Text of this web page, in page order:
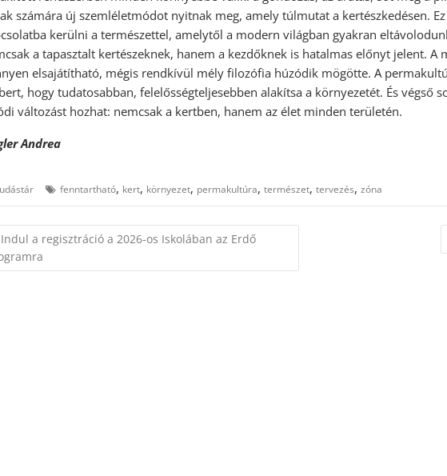
számára új szemléletmódot nyitnak meg, amely túlmutat a kertészkedésen.
kerülni a természettel, amelytől a modern világban gyakran
a tapasztalt kertészeknek, hanem a kezdőknek is hatalmas előnyt jelent. A
elsajátítható, mégis rendkívül mély filozófia húzódik mögötte. A
hogy tudatosabban, felelősségteljesebben alakítsa a környezetét. És végső
változást hozhat: nemcsak a kertben, hanem az élet minden területén.
Andrea
fenntartható, kert, környezet, permakultúra,természet,tervezés,zóna
Indul a regisztráció a 2026-os Iskolában az Erdő